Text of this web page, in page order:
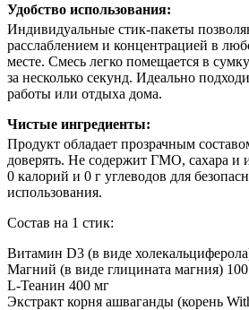
Удобство использования:
Индивидуальные стик-пакеты
расслаблением и концентрацией в
месте. Смесь легко помещается в
за несколько секунд. Идеально
работы или отдыха дома.
Чистые ингредиенты:
Продукт обладает прозрачным
доверять. Не содержит ГМО, сахара и
0 калорий и 0 г углеводов для
использования.
Состав на 1 стик:
Витамин D3 (в виде
Магний (в виде глицината магния)
L-Теанин 400 мг
Экстракт корня ашваганды (корень